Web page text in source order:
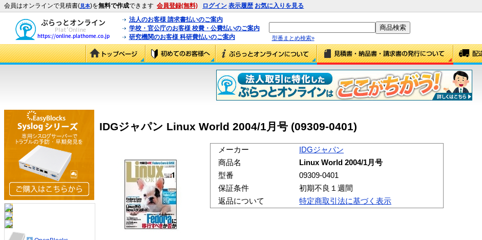
会員はオンラインで見積書(見本)を無料で作成できます 会員登録(無料) ログイン 表示履歴 お気に入りを見る
法人のお客様 請求書払いのご案内
学校・官公庁のお客様 校費・公費払いのご案内
研究機関のお客様 科研費払いのご案内
型番まとめ検索»
IDGジャパン Linux World 2004/1月号 (09309-0401)
メーカー
IDGジャパン
商品名
Linux World 2004/1月号
型番
09309-0401
保証条件
初期不良１週間
返品について
特定商取引法に基づく表示